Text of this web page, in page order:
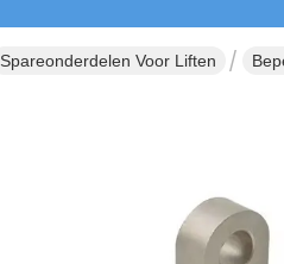
Spareonderdelen Voor Liften